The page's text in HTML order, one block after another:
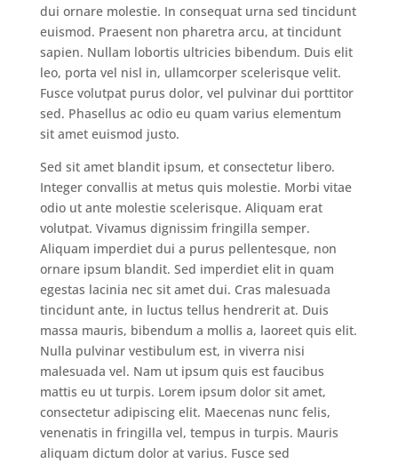
dui ornare molestie. In consequat urna sed tincidunt
euismod. Praesent non pharetra arcu, at tincidunt
sapien. Nullam lobortis ultricies bibendum. Duis elit
leo, porta vel nisl in, ullamcorper scelerisque velit.
Fusce volutpat purus dolor, vel pulvinar dui porttitor
sed. Phasellus ac odio eu quam varius elementum
sit amet euismod justo.
Sed sit amet blandit ipsum, et consectetur libero.
Integer convallis at metus quis molestie. Morbi vitae
odio ut ante molestie scelerisque. Aliquam erat
volutpat. Vivamus dignissim fringilla semper.
Aliquam imperdiet dui a purus pellentesque, non
ornare ipsum blandit. Sed imperdiet elit in quam
egestas lacinia nec sit amet dui. Cras malesuada
tincidunt ante, in luctus tellus hendrerit at. Duis
massa mauris, bibendum a mollis a, laoreet quis elit.
Nulla pulvinar vestibulum est, in viverra nisi
malesuada vel. Nam ut ipsum quis est faucibus
mattis eu ut turpis. Lorem ipsum dolor sit amet,
consectetur adipiscing elit. Maecenas nunc felis,
venenatis in fringilla vel, tempus in turpis. Mauris
aliquam dictum dolor at varius. Fusce sed